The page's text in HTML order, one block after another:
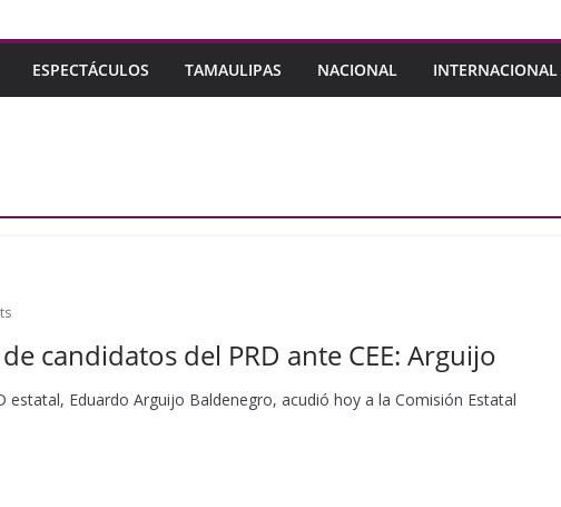
ESPECTÁCULOS TAMAULIPAS NACIONAL INTERNACIONAL
candidatos del PRD ante CEE: Arguijo
estatal, Eduardo Arguijo Baldenegro, acudió hoy a la Comisión Estatal